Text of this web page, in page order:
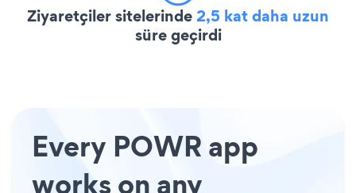
Ziyaretçiler sitelerinde2,5 kat daha uzun
süre geçirdi
Every POWR app
works on any